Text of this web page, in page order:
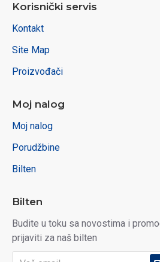
Korisnički servis
Kontakt
Site Map
Proizvođači
Moj nalog
Moj nalog
Porudžbine
Bilten
Bilten
Budite u toku sa novostima i
prijaviti za naš bilten